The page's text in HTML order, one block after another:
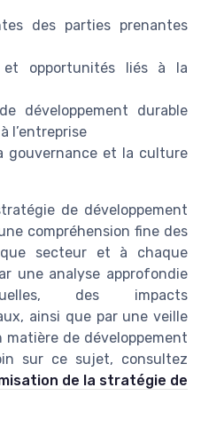
des parties prenantes
et opportunités liés à la
développement durable
l’entreprise
gouvernance et la culture
de développement
compréhension fine des
secteur et à chaque
une analyse approfondie
des impacts
ainsi que par une veille
de développement
sur ce sujet, consultez
de la stratégie de